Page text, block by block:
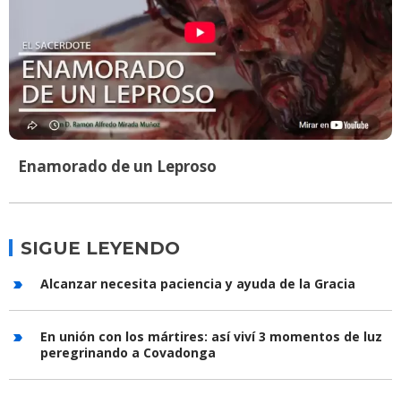
Enamorado de un Leproso
SIGUE LEYENDO
Alcanzar necesita paciencia y ayuda de la Gracia
En unión con los mártires: así viví 3 momentos de luz
peregrinando a Covadonga